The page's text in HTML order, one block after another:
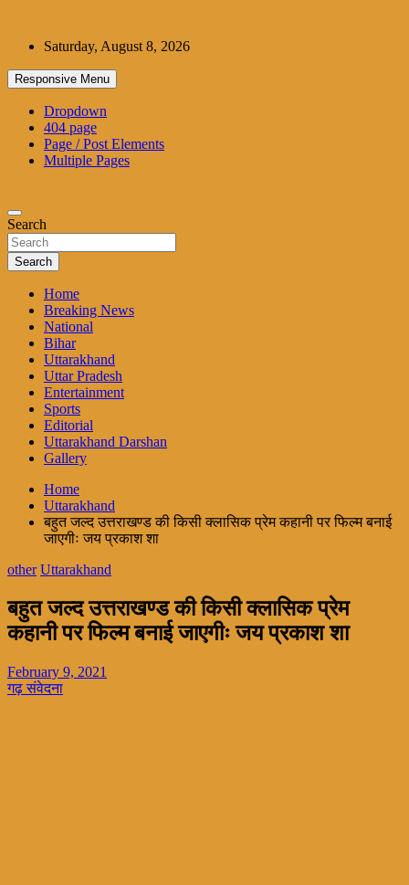
contentSaturday, August 8, 2026
Responsive Menu
Dropdown
404 page
Page / Post Elements
Multiple Pages
Search
Search
Home
Breaking News
National
Bihar
Uttarakhand
Uttar Pradesh
Entertainment
Sports
Editorial
Uttarakhand Darshan
Gallery
Home
Uttarakhand
बहुत जल्द उत्तराखण्ड की किसी क्लासिक प्रेम कहानी पर फिल्म बनाई
जाएगीः जय प्रकाश शा
other Uttarakhand
बहुत जल्द उत्तराखण्ड की किसी क्लासिक प्रेम
कहानी पर फिल्म बनाई जाएगीः जय प्रकाश शा
February 9, 2021
गढ़ संवेदना